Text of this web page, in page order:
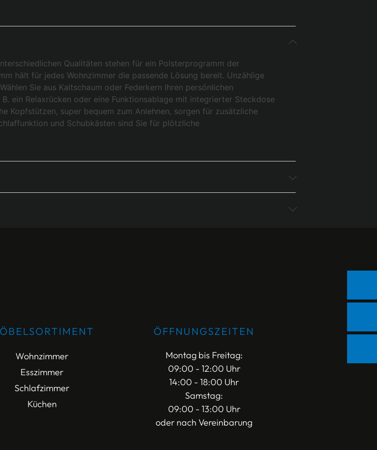
Qualitäten stehen für ein Polsterprogramm der
hält für jedes Wohnzimmer die passende Lösung bereit. Unzählige
Sie aus Kaltschaum oder Federkern Ihren persönlichen
ein Relaxrücken oder eine Funktionsablage mit integrierter Steckdose
Kopfstützen, super bequem zum Anlehnen, sorgen für zusätzliche
und Schubkästen sind Sie für plötzliche
Wohnzimmer
Esszimmer
Schlafzimmer
Küchen
ÖFFNUNGSZEITEN
Montag bis Freitag:
09:00 - 12:00 Uhr
14:00 - 18:00 Uhr
Samstag:
09:00 - 13:00 Uhr
oder nach Vereinbarung